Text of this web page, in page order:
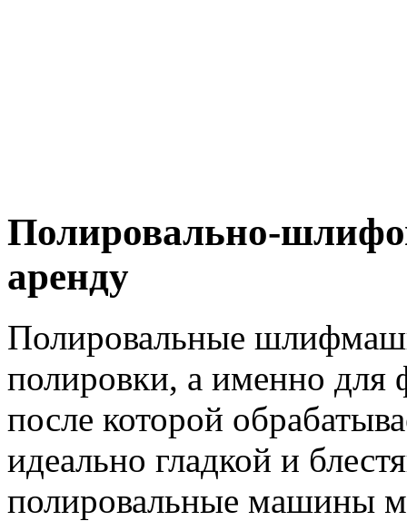
Полировально-
аренду
Полировальные
полировки, а именно
после которой
идеально гладкой и
полировальные машины